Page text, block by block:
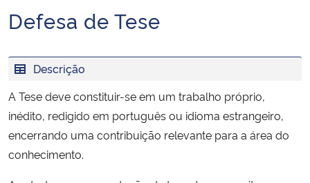
Ministério da Infraestrutura
Ministério da Agricultura, Pecuária e Abastecimento
Ministério da Cidadania
Ministério da Saúde
Início do conteúdo
Defesa de Tese
Descrição
A Tese deve constituir-se em um trabalho próprio,
inédito, redigido em português ou idioma estrangeiro,
encerrando uma contribuição relevante para a área do
conhecimento.